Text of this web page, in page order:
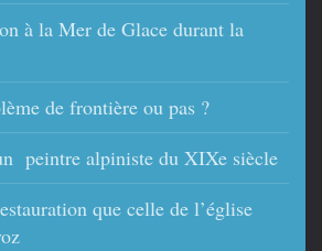
à la Mer de Glace durant la
de frontière ou pas ?
peintre alpiniste du XIXe siècle
que celle de l’église